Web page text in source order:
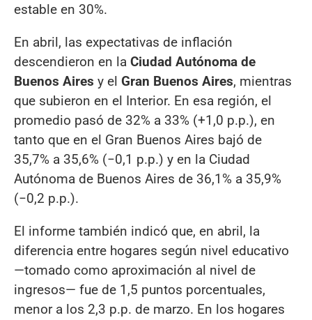
estable en 30%.
En abril, las expectativas de inflación
descendieron en la Ciudad Autónoma de
Buenos Aires y el Gran Buenos Aires, mientras
que subieron en el Interior. En esa región, el
promedio pasó de 32% a 33% (+1,0 p.p.), en
tanto que en el Gran Buenos Aires bajó de
35,7% a 35,6% (−0,1 p.p.) y en la Ciudad
Autónoma de Buenos Aires de 36,1% a 35,9%
(−0,2 p.p.).
El informe también indicó que, en abril, la
diferencia entre hogares según nivel educativo
—tomado como aproximación al nivel de
ingresos— fue de 1,5 puntos porcentuales,
menor a los 2,3 p.p. de marzo. En los hogares